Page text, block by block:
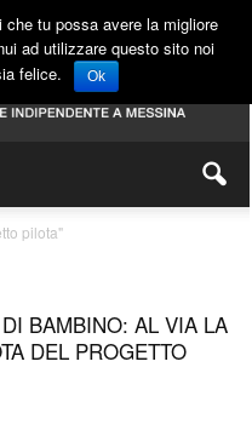
pilota"
BAMBINO: AL VIA LA
DEL PROGETTO
tu possa avere la migliore
ad utilizzare questo sito noi
felice.
Ok